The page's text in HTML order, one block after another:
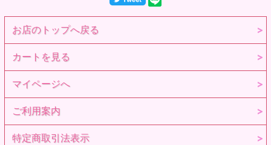
お店のトップへ戻る
カートを見る
マイページへ
ご利用案内
特定商取引法表示